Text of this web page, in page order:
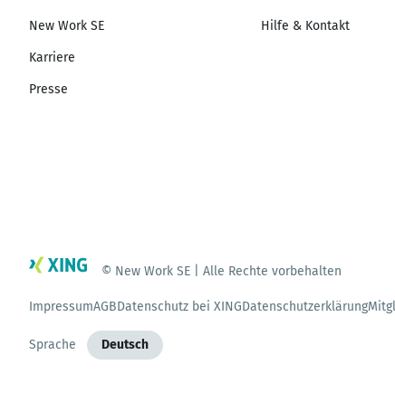
New Work SE
Karriere
Presse
Hilfe & Kontakt
© New Work SE | Alle Rechte vorbehalten
ImpressumAGBDatenschutz bei XINGDatenschutzerklärung
Sprache Deutsch